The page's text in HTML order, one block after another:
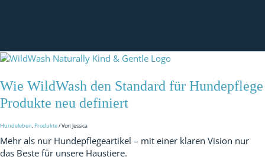
Wie WildWash den Standard für Hundepflege
Produkte neu definiert
Hundeleben,Produkte/ Von Jessica
Mehr als nur Hundepflegeartikel – mit einer klaren Vision nur
das Beste für unsere Haustiere.
Wie
den
Standard
für
Produkte
neu
definiert